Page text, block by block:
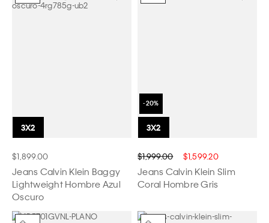
$1,899.00
Jeans Calvin Klein Baggy
Lightweight Hombre Azul
Oscuro
$1,999.00 $1,599.20
Jeans Calvin Klein Slim
Coral Hombre Gris